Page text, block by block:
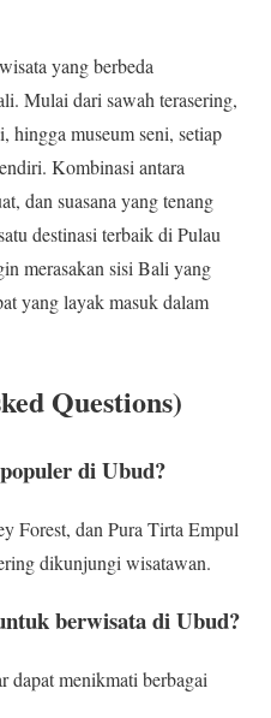
yang berbeda
Mulai dari sawah terasering,
hingga museum seni, setiap
Kombinasi antara
dan suasana yang tenang
destinasi terbaik di Pulau
merasakan sisi Bali yang
yang layak masuk dalam
Questions)
di Ubud?
Forest, dan Pura Tirta Empul
dikunjungi wisatawan.
berwisata di Ubud?
dapat menikmati berbagai